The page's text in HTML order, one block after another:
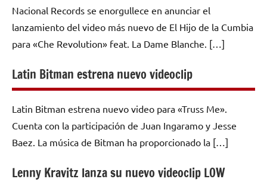
Nacional Records se enorgullece en anunciar el
lanzamiento del video más nuevo de El Hijo de la Cumbia
para «Che Revolution» feat. La Dame Blanche. […]
Latin Bitman estrena nuevo videoclip
Latin Bitman estrena nuevo video para «Truss Me».
Cuenta con la participación de Juan Ingaramo y Jesse
Baez. La música de Bitman ha proporcionado la […]
Lenny Kravitz lanza su nuevo videoclip LOW